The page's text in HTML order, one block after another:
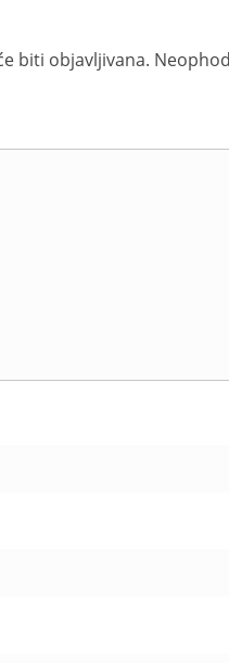
biti objavljivana.